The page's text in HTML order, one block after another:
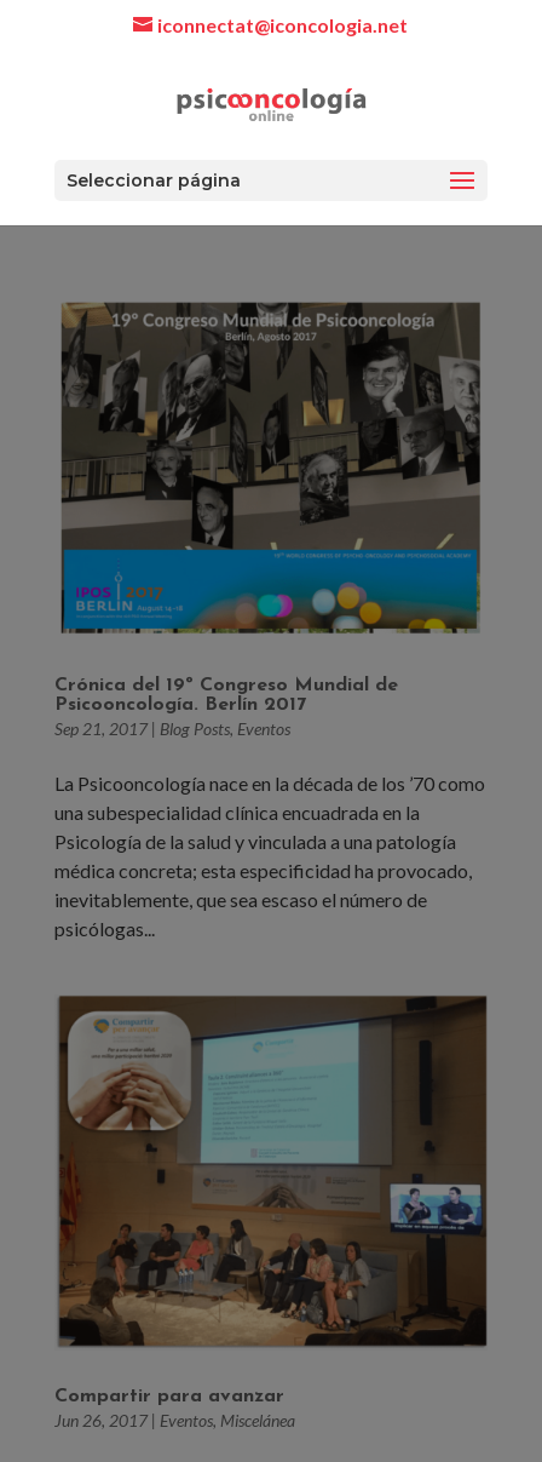
iconnectat@iconcologia.net
Seleccionar página
Crónica del 19º Congreso Mundial de
Psicooncología. Berlín 2017
Sep 21, 2017| Blog Posts, Eventos
La Psicooncología nace en la década de los ’70 como
una subespecialidad clínica encuadrada en la
Psicología de la salud y vinculada a una patología
médica concreta; esta especificidad ha provocado,
inevitablemente, que sea escaso el número de
psicólogas...
Compartir para avanzar
Jun 26, 2017| Eventos, Miscelánea